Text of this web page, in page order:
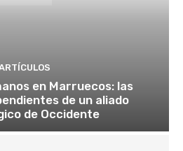
en Marruecos: las
de un aliado
de Occidente